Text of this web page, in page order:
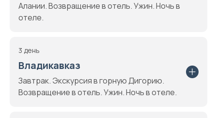
Алании. Возвращение в отель. Ужин. Ночь в
отеле.
3 день
Владикавказ
Завтрак. Экскурсия в горную Дигорию.
Возвращение в отель. Ужин. Ночь в отеле.